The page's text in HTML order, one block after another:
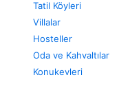
Tatil Köyleri
Villalar
Hosteller
Oda ve Kahvaltılar
Konukevleri